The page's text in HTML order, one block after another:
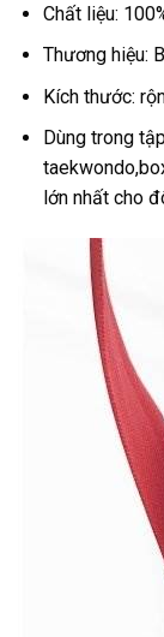
Chất liệu:
Thương hiệu:
Kích thước:
Dùng trong
lớn nhất cho